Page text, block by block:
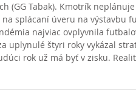
(GG Tabak). Kmotrík
splácaní úveru na výstavbu
najviac ovplyvnila
uplynulé štyri roky vykázal
rok už má byť v zisku.